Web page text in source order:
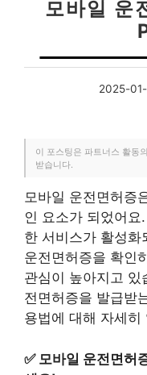
모바일 운
2025-
이 포스팅은 파트너스 활동
받습니다.
모바일 운전면허증
인 요소가 되었어
한 서비스가 활성화
운전면허증을 확인
관심이 높아지고
전면허증을 발급받
용법에 대해 자세히
✅ 모바일 운전면허